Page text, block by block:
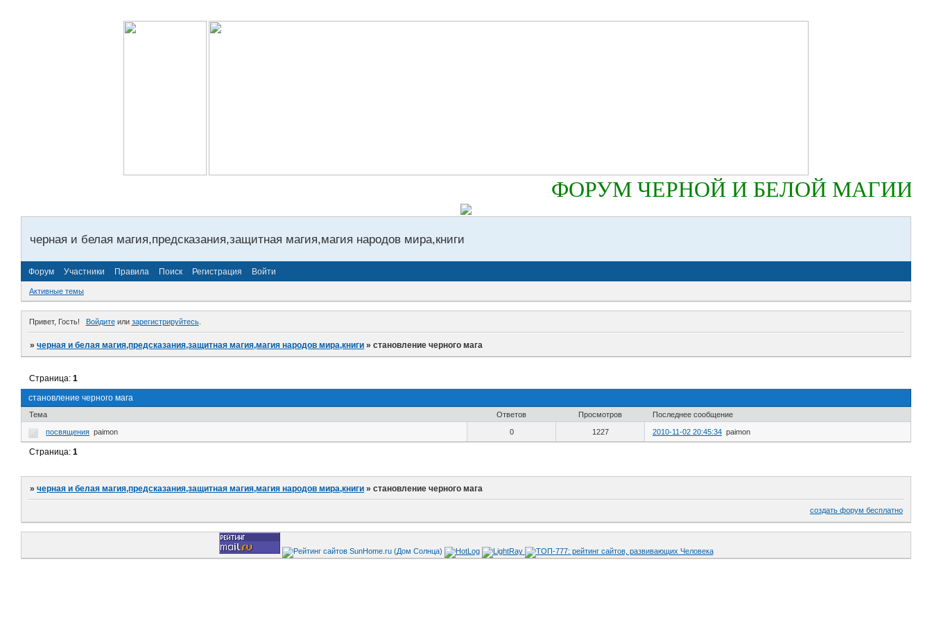
ФОРУМ ЧЕРНОЙ И БЕЛОЙ МАГИИ
черная и белая магия,предсказания,защитная магия,магия народов мира,книги
Форум Участники Правила Поиск Регистрация Войти
Активные темы
Привет, Гость! Войдитеили зарегистрируйтесь.
»черная и белая магия,предсказания,защитная магия,магия народов мира,книги »становление черного мага
становление черного мага
Страница:1
Тема Ответов Просмотров Последнее сообщение
посвящения paimon 0 1227 2010-11-02 20:45:34 paimon
Страница:1
»черная и белая магия,предсказания,защитная магия,магия народов мира,книги »становление черного мага
создать форум бесплатно